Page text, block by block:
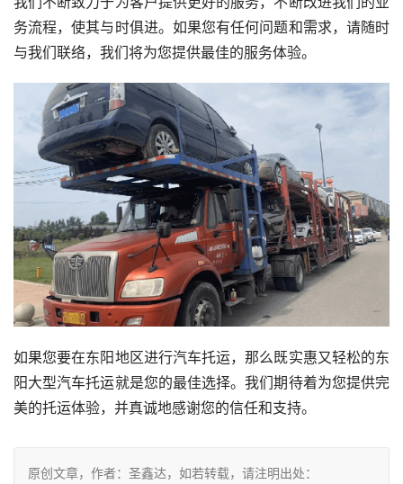
务流程，使其与时俱进。如果您有任何问题和需求，请随时
与我们联络，我们将为您提供最佳的服务体验。
如果您要在东阳地区进行汽车托运，那么既实惠又轻松的东
阳大型汽车托运就是您的最佳选择。我们期待着为您提供完
美的托运体验，并真诚地感谢您的信任和支持。
原创文章，作者：圣鑫达，如若转载，请注明出处：